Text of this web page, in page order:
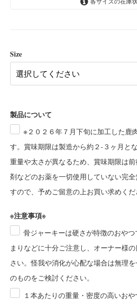
Size
製品について
※２０２６年７月下旬に加工した鹿
す。賞味期限は製造から約２-３ヶ月と
重量や太さが異なるため、賞味期限は
剤などのお薬を一切使用していない完
すので、予めご留意の上お買い求めくだ
※注意事項※
骨ジャーキーは硬さが特徴のおや
まりなどに十分ご注意し、オーナー様
さい。怪我や消化が心配な場合は無理を
のものをご検討ください。
１本あたりの重量・密度の高いお